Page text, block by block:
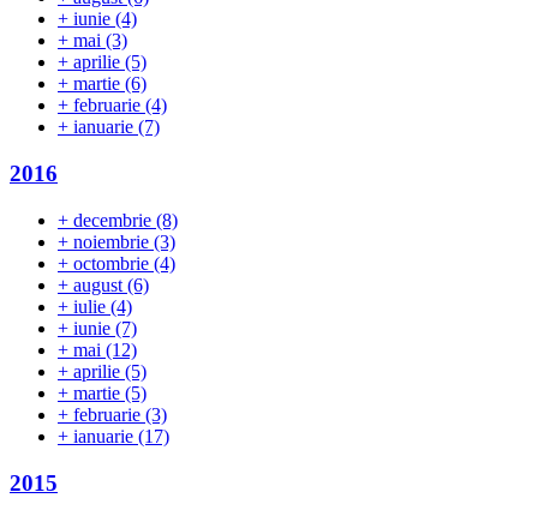
+ iunie (4)
+ mai (3)
+ aprilie (5)
+ martie (6)
+ februarie (4)
+ ianuarie (7)
2016
+ decembrie (8)
+ noiembrie (3)
+ octombrie (4)
+ august (6)
+ iulie (4)
+ iunie (7)
+ mai (12)
+ aprilie (5)
+ martie (5)
+ februarie (3)
+ ianuarie (17)
2015